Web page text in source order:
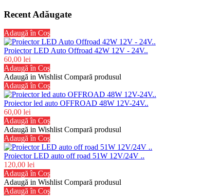
Recent Adăugate
Adaugă în Coş
Proiector LED Auto Offroad 42W 12V - 24V..
60,00 lei
Adaugă în Coş
Adaugă in Wishlist Compară produsul
Adaugă în Coş
Proiector led auto OFFROAD 48W 12V-24V..
60,00 lei
Adaugă în Coş
Adaugă in Wishlist Compară produsul
Adaugă în Coş
Proiector LED auto off road 51W 12V/24V ..
120,00 lei
Adaugă în Coş
Adaugă in Wishlist Compară produsul
Adaugă în Coş